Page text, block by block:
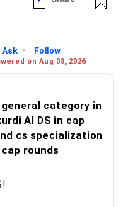
ICICI Prudential
fund can
and consolidation.
Ask -
Follow
on Aug 08, 2026
category in
AI DS in cap
cs specialization
rounds